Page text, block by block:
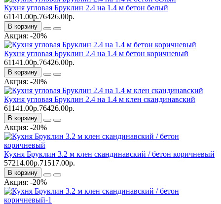
Кухня угловая Бруклин 2.4 на 1.4 м бетон белый
61141.00р.76426.00р.
В корзину
Акция: -20%
Кухня угловая Бруклин 2.4 на 1.4 м бетон коричневый
61141.00р.76426.00р.
В корзину
Акция: -20%
Кухня угловая Бруклин 2.4 на 1.4 м клен скандинавский
61141.00р.76426.00р.
В корзину
Акция: -20%
Кухня Бруклин 3.2 м клен скандинавский / бетон коричневый
57214.00р.71517.00р.
В корзину
Акция: -20%